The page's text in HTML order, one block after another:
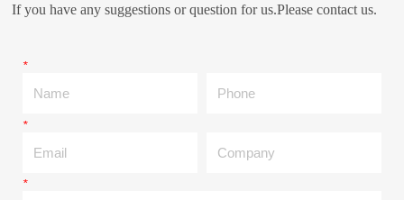
If you have any suggestions or question for us.Please contact us.
*Name
*Email
*Message